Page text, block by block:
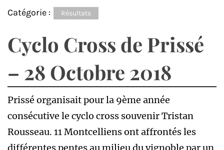
Catégorie : Résultats
Cyclo Cross de Prissé
– 28 Octobre 2018
Prissé organisait pour la 9ème année
consécutive le cyclo cross souvenir Tristan
Rousseau. 11 Montcelliens ont affrontés les
différentes pentes au milieu du vignoble par un